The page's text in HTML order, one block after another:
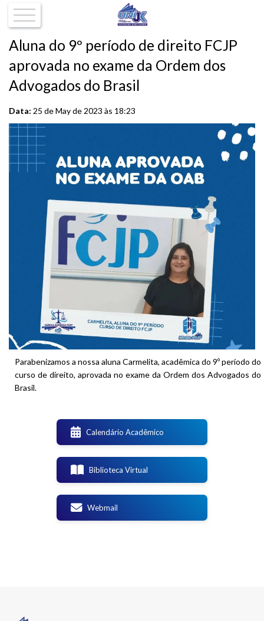
Aluna do 9º período de direito FCJP
aprovada no exame da Ordem dos
Advogados do Brasil
Data: 25 de May de 2023 às 18:23
Parabenizamos a nossa aluna Carmelita, acadêmica do 9º período do
curso de direito, aprovada no exame da Ordem dos Advogados do
Brasil.
Calendário Acadêmico
Biblioteca Virtual
Webmail